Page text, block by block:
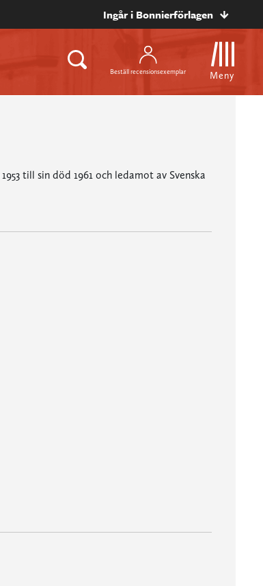
Ingår i Bonnierförlagen
Beställ recensionsexemplar Meny
till sin död 1961 och ledamot av Svenska